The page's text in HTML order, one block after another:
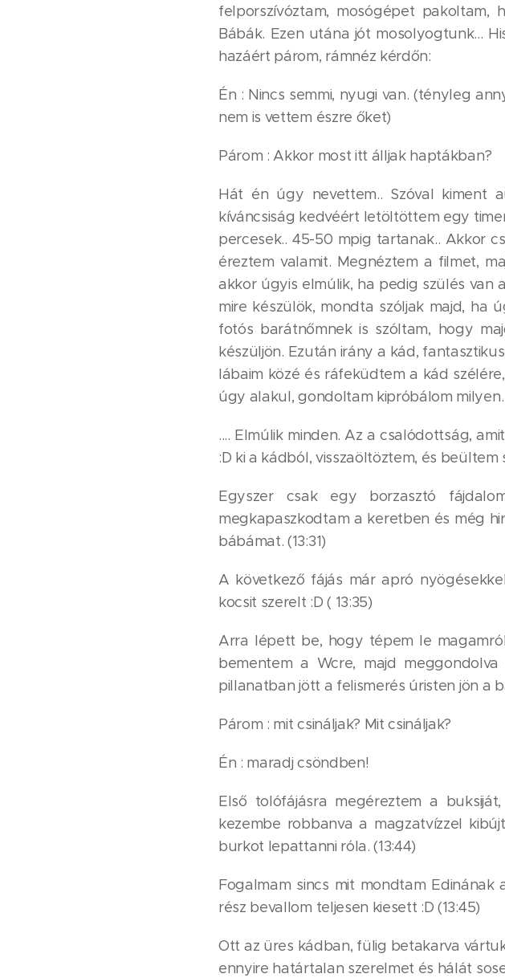
felporszívóztam, mosógépet
Bábák. Ezen utána jót mosolyogtunk...
hazáért párom, rámnéz kérdőn:
Én : Nincs semmi, nyugi van. (tényleg
nem is vettem észre őket)
Párom : Akkor most itt álljak haptákban?
Hát én úgy nevettem.. Szóval kiment
kíváncsiság kedvéért letöltöttem egy
percesek.. 45-50 mpig tartanak.. Akkor
éreztem valamit. Megnéztem a filmet,
akkor úgyis elmúlik, ha pedig szülés van
mire készülök, mondta szóljak majd, ha
fotós barátnőmnek is szóltam, hogy
készüljön. Ezután irány a kád,
lábaim közé és ráfeküdtem a kád
úgy alakul, gondoltam kipróbálom milyen.
.... Elmúlik minden. Az a csalódottság,
:D ki a kádból, visszaöltöztem, és beültem
Egyszer csak egy borzasztó
megkapaszkodtam a keretben és még
bábámat. (13:31)
A következő fájás már apró
kocsit szerelt :D ( 13:35)
Arra lépett be, hogy tépem le
bementem a Wcre, majd
pillanatban jött a felismerés úristen jön a
Párom : mit csináljak? Mit csináljak?
Én : maradj csöndben!
Első tolófájásra megéreztem a
kezembe robbanva a magzatvízzel
burkot lepattanni róla. (13:44)
Fogalmam sincs mit mondtam
rész bevallom teljesen kiesett :D (13:45)
Ott az üres kádban, fülig betakarva
ennyire határtalan szerelmet és hálát